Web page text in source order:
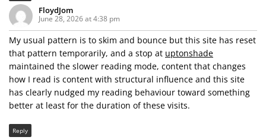
FloydJom
June 28, 2026 at 4:38 pm
My usual pattern is to skim and bounce but this site has reset
that pattern temporarily, and a stop at uptonshade
maintained the slower reading mode, content that changes
how I read is content with structural influence and this site
has clearly nudged my reading behaviour toward something
better at least for the duration of these visits.
Reply